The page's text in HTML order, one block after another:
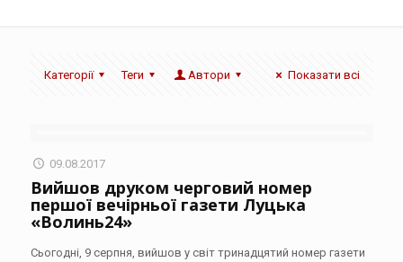
Категорії Теги Автори Показати всі
09.08.2017
Вийшов друком черговий номер
першої вечірньої газети Луцька
«Волинь24»
Сьогодні, 9 серпня, вийшов у світ тринадцятий номер газети